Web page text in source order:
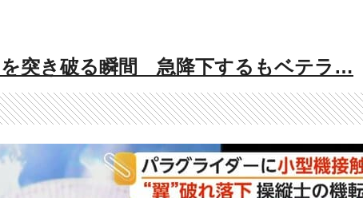
を突き破る瞬間 急降下するもベテラ…